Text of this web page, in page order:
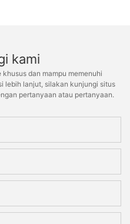
kami
dan mampu memenuhi
lebih lanjut, silakan kunjungi situs
pertanyaan atau pertanyaan.